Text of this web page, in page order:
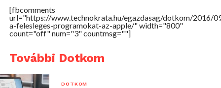
[fbcomments
url="https://www.technokrata.hu/egazdasag/dotkom/2016/
a-felesleges-programokat-az-apple/" width="800"
count="off" num="3" countmsg=""]
További Dotkom
DOTKOM